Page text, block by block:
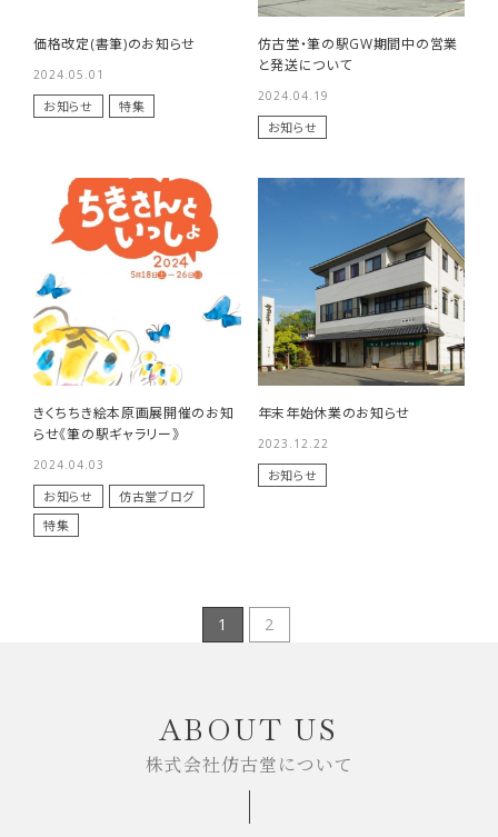
価格改定(書筆)のお知らせ
2024.05.01
お知らせ 特集
仿古堂・筆の駅GW期間中の営業
と発送について
2024.04.19
お知らせ
きくちちき絵本原画展開催のお知
らせ《筆の駅ギャラリー》
2024.04.03
お知らせ
仿古堂ブログ
特集
年末年始休業のお知らせ
2023.12.22
お知らせ
1 2
ABOUT US
株式会社仿古堂について